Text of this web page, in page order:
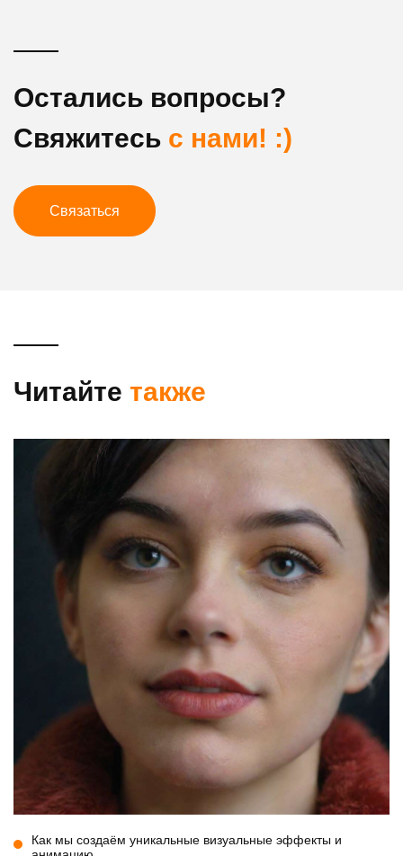
Остались вопросы?
Свяжитесь с нами! :)
Связаться
Читайте также
Как мы создаём уникальные визуальные эффекты и